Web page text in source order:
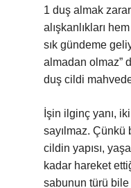
1 duş almak
alışkanlıkları
sık gündeme
almadan olmaz”
duş cildi
İşin ilginç yanı,
sayılmaz. Çünkü
cildin yapısı,
kadar hareket
sabunun türü